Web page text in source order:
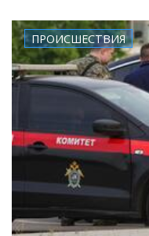
ПРОИСШЕСТВИЯ